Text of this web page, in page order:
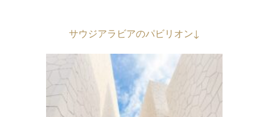
サウジアラビアのパビリオン↓